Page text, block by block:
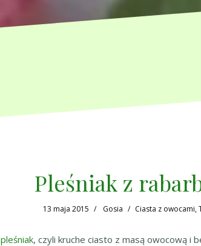
Pleśniak z
13 maja 2015 Gosia Ciasta z owocami,
pleśniak, czyli kruche ciasto z masą owocową i